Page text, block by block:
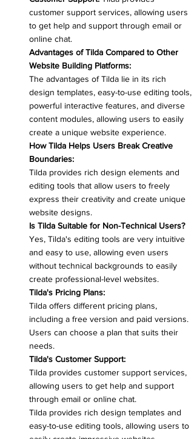
customer support services, allowing users
to get help and support through email or
online chat.
Advantages of Tilda Compared to Other
Website Building Platforms:
The advantages of Tilda lie in its rich
design templates, easy-to-use editing tools,
powerful interactive features, and diverse
content modules, allowing users to easily
create a unique website experience.
How Tilda Helps Users Break Creative
Boundaries:
Tilda provides rich design elements and
editing tools that allow users to freely
express their creativity and create unique
website designs.
Is Tilda Suitable for Non-Technical Users?
Yes, Tilda's editing tools are very intuitive
and easy to use, allowing even users
without technical backgrounds to easily
create professional-level websites.
Tilda's Pricing Plans:
Tilda offers different pricing plans,
including a free version and paid versions.
Users can choose a plan that suits their
needs.
Tilda's Customer Support:
Tilda provides customer support services,
allowing users to get help and support
through email or online chat.
Tilda provides rich design templates and
easy-to-use editing tools, allowing users to